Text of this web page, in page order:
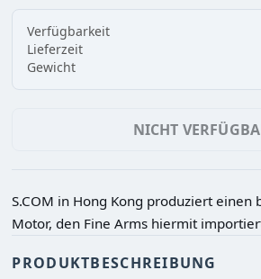
Verfügbarkeit
Lieferzeit
Gewicht
NICHT
S.COM in Hong Kong produziert einen
Motor, den Fine Arms hiermit
PRODUKTBESCHREIBUNG